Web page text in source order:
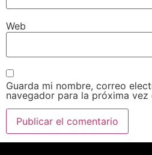
Web
Guarda mi nombre, correo
navegador para la próxima vez